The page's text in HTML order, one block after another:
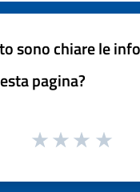
sono chiare le
pagina?